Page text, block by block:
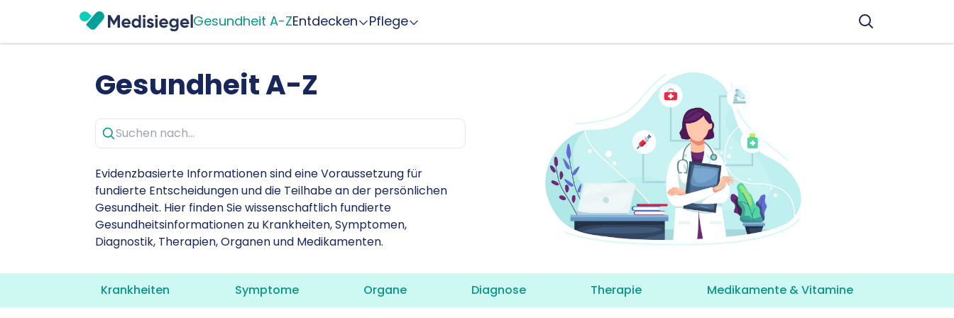
Gesundheit A-ZEntdecken Pflege
Gesundheit A-Z
Evidenzbasierte Informationen sind eine Voraussetzung für
fundierte Entscheidungen und die Teilhabe an der persönlichen
Gesundheit. Hier finden Sie wissenschaftlich fundierte
Gesundheitsinformationen zu Krankheiten, Symptomen,
Diagnostik, Therapien, Organen und Medikamenten.
Krankheiten Symptome Organe Diagnose Therapie Medikamente & Vitamine